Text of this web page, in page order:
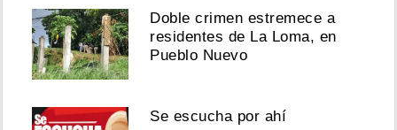
Doble crimen estremece a
residentes de La Loma, en
Pueblo Nuevo
Se escucha por ahí